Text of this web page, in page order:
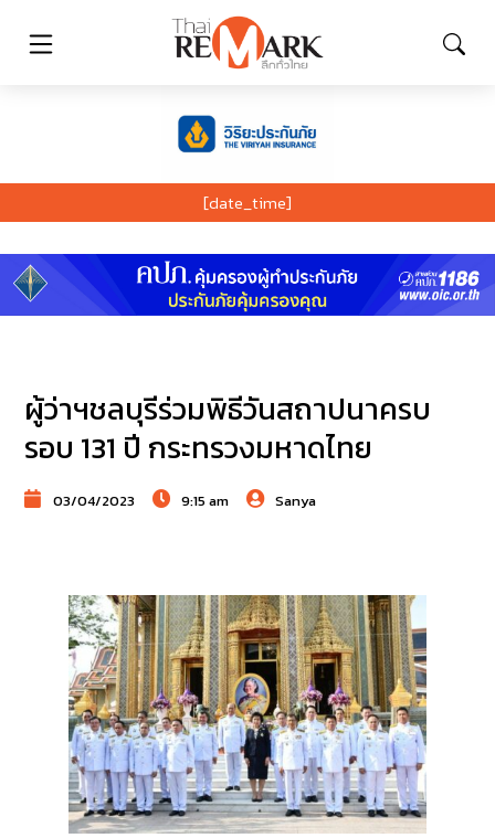
[date_time]
ผู้ว่าฯชลบุรีร่วมพิธีวันสถาปนาครบ
รอบ 131 ปี กระทรวงมหาดไทย
03/04/2023 9:15 am Sanya